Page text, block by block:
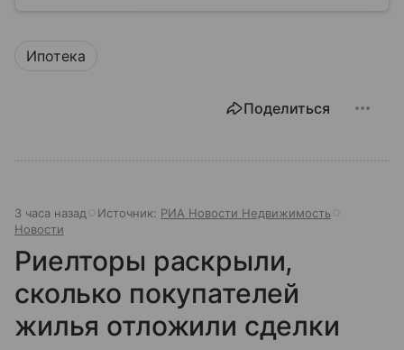
Ипотека
Поделиться
3 часа назад Источник: РИА Новости Недвижимость
Новости
Риелторы раскрыли,
сколько покупателей
жилья отложили сделки